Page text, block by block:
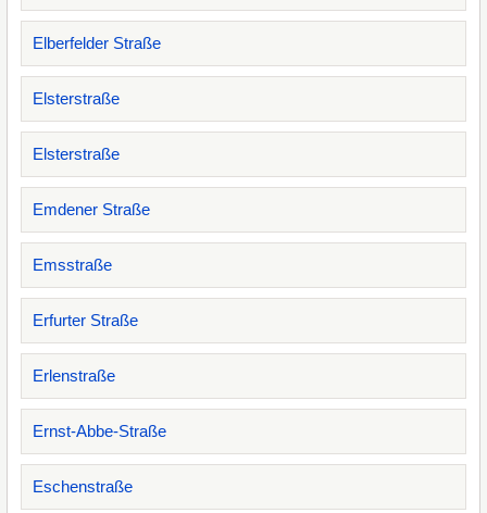
Elberfelder Straße
Elsterstraße
Elsterstraße
Emdener Straße
Emsstraße
Erfurter Straße
Erlenstraße
Ernst-Abbe-Straße
Eschenstraße